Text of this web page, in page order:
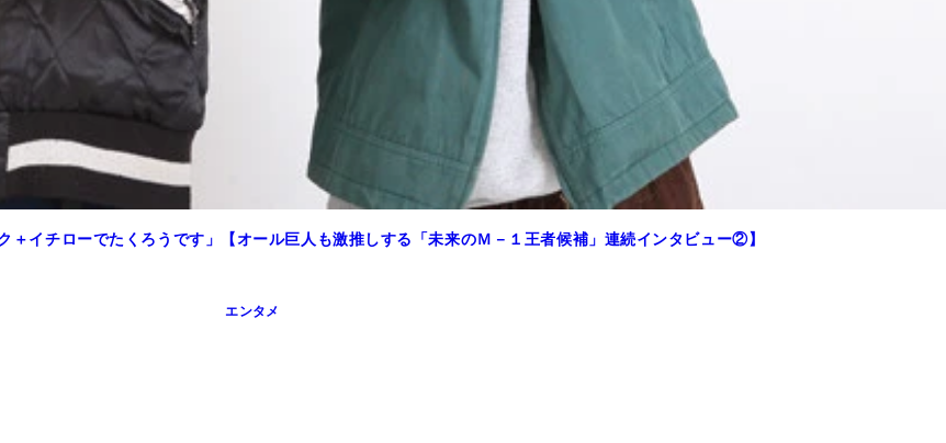
イチローでたくろうです」【オール巨人も激推しする「未来のＭ－１王者候補」連続インタビュー②】
エンタメ